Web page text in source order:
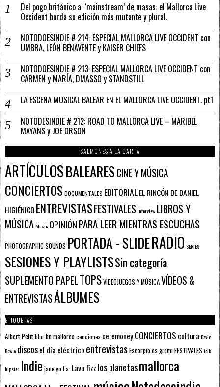
Del pogo británico al ‘mainstream’ de masas: el Mallorca Live
Occident borda su edición más mutante y plural.
NOTODOESINDIE # 214: ESPECIAL MALLORCA LIVE OCCIDENT con
UMBRA, LEÓN BENAVENTE y KAISER CHIEFS
NOTODOESINDIE # 213: ESPECIAL MALLORCA LIVE OCCIDENT con
CARMEN y MARÍA, DMASSO y STANDSTILL
LA ESCENA MUSICAL BALEAR EN EL MALLORCA LIVE OCCIDENT. pt1
NOTODESINDIE # 212: ROAD TO MALLORCA LIVE – MARIBEL
MAYANS y JOE ORSON
SALMONES A LA CARTA
ARTÍCULOSBALEARESCINE Y MÚSICA
CONCIERTOS DOCUMENTALES EDITORIALEL RINCÓN DE DANIEL
HIGIÉNICOENTREVISTASFESTIVALESInterview LIBROS Y
MÚSICAMusic OPINIÓNPARA LEER MIENTRAS ESCUCHAS
PHOTOGRAPHIC SOUNDS PORTADA - SLIDERADIO SERIES
SESIONES Y PLAYLISTSSin categoría
SUPLEMENTO PAPELTOPSVIDEOJUEGOS Y MÚSICAVÍDEOS &
ENTREVISTASÁLBUMES
ETIQUETAS
Albert Petitblurbn mallorcacanciones ceremoneyCONCIERTOS cultura David
Bowie discosel día eléctrico entrevistas Escorpioes gremiFESTIVALES folk
hipster Indie jane yo l.a. Lava fizz los planetasmallorca